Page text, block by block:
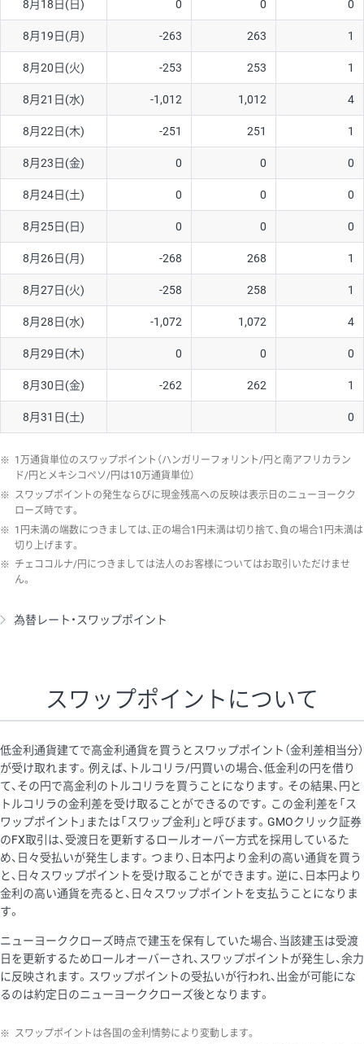
ソ/円は10万通貨単位。
8月18日(日) 0 0 0
8月19日(月) -263 263 1
8月20日(火) -253 253 1
8月21日(水) -1,012 1,012 4
8月22日(木) -251 251 1
8月23日(金) 0 0 0
8月24日(土) 0 0 0
8月25日(日) 0 0 0
8月26日(月) -268 268 1
8月27日(火) -258 258 1
8月28日(水) -1,072 1,072 4
8月29日(木) 0 0 0
8月30日(金) -262 262 1
8月31日(土) 0
※ 1万通貨単位のスワップポイント（ハンガリーフォリント/円と南アフリカラン
ド/円とメキシコペソ/円は10万通貨単位）
※ スワップポイントの発生ならびに現金残高への反映は表示日のニューヨークク
ローズ時です。
※ 1円未満の端数につきましては、正の場合1円未満は切り捨て、負の場合1円未満は
切り上げます。
※ チェココルナ/円につきましては法人のお客様についてはお取引いただけませ
ん。
為替レート・スワップポイント
スワップポイントについて
低金利通貨建てで高金利通貨を買うとスワップポイント（金利差相当分）
が受け取れます。例えば、トルコリラ/円買いの場合、低金利の円を借り
て、その円で高金利のトルコリラを買うことになります。その結果、円と
トルコリラの金利差を受け取ることができるのです。この金利差を「ス
ワップポイント」または「スワップ金利」と呼びます。GMOクリック証券
のFX取引は、受渡日を更新するロールオーバー方式を採用しているた
め、日々受払いが発生します。つまり、日本円より金利の高い通貨を買う
と、日々スワップポイントを受け取ることができます。逆に、日本円より
金利の高い通貨を売ると、日々スワップポイントを支払うことになりま
す。
ニューヨーククローズ時点で建玉を保有していた場合、当該建玉は受渡
日を更新するためロールオーバーされ、スワップポイントが発生し、余力
に反映されます。スワップポイントの受払いが行われ、出金が可能にな
るのは約定日のニューヨーククローズ後となります。
※ スワップポイントは各国の金利情勢により変動します。